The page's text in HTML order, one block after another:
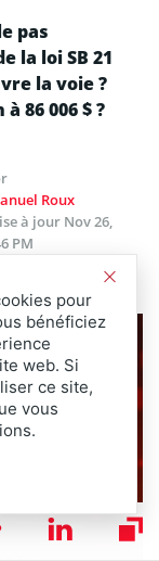
pas
la loi SB 21
la voie ?
86 006 $ ?
Roux
à jour Nov 26,
PM
pour
bénéficiez
web. Si
ce site,
vous